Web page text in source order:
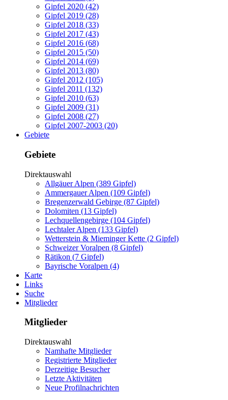
Gipfel 2020 (42)
Gipfel 2019 (28)
Gipfel 2018 (33)
Gipfel 2017 (43)
Gipfel 2016 (68)
Gipfel 2015 (50)
Gipfel 2014 (69)
Gipfel 2013 (80)
Gipfel 2012 (105)
Gipfel 2011 (132)
Gipfel 2010 (63)
Gipfel 2009 (31)
Gipfel 2008 (27)
Gipfel 2007-2003 (20)
Gebiete
Gebiete
Direktauswahl
Allgäuer Alpen (389 Gipfel)
Ammergauer Alpen (109 Gipfel)
Bregenzerwald Gebirge (87 Gipfel)
Dolomiten (13 Gipfel)
Lechquellengebirge (104 Gipfel)
Lechtaler Alpen (133 Gipfel)
Wetterstein & Mieminger Kette (2 Gipfel)
Schweizer Voralpen (8 Gipfel)
Rätikon (7 Gipfel)
Bayrische Voralpen (4)
Karte
Links
Suche
Mitglieder
Mitglieder
Direktauswahl
Namhafte Mitglieder
Registrierte Mitglieder
Derzeitige Besucher
Letzte Aktivitäten
Neue Profilnachrichten